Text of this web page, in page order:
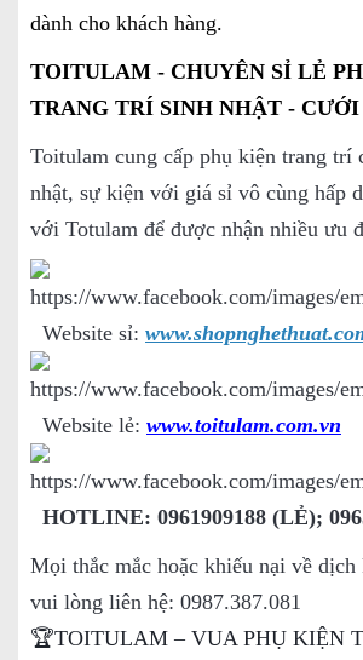
dành cho khách hàng.
TOITULAM - CHUYÊN SỈ LẺ
TRANG TRÍ SINH NHẬT -
Toitulam cung cấp phụ kiện trang trí
nhật, sự kiện với giá sỉ vô cùng hấp
với Totulam để được nhận nhiều ưu
Website sỉ:
Website lẻ: www.toitulam.com.vn
HOTLINE: 0961909188 (LẺ);
Mọi thắc mắc hoặc khiếu nại về dịch
vui lòng liên hệ: 0987.387.081
🏆TOITULAM – VUA PHỤ KIỆN